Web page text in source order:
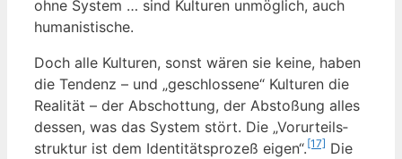
ohne Sys­tem … sind Kul­tu­ren unmög­lich, auch
humanistische.
Doch alle Kul­tu­ren, sonst wären sie kei­ne, haben
die Ten­denz – und „geschlos­se­ne“ Kul­tu­ren die
Rea­li­tät – der Abschot­tung, der Absto­ßung alles
des­sen, was das Sys­tem stört. Die „Vor­ur­teils­
struk­tur ist dem Iden­ti­täts­pro­zeß eigen“.[17] Die